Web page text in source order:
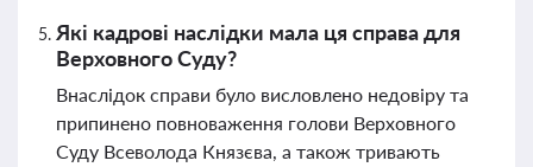
Які кадрові наслідки мала ця справа для
Верховного Суду?
Внаслідок справи було висловлено недовіру та
припинено повноваження голови Верховного
Суду Всеволода Князєва, а також тривають